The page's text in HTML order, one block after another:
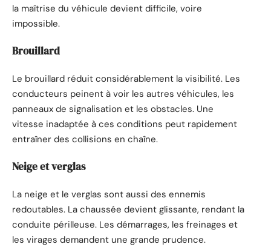
la maîtrise du véhicule devient difficile, voire
impossible.
Brouillard
Le brouillard réduit considérablement la visibilité. Les
conducteurs peinent à voir les autres véhicules, les
panneaux de signalisation et les obstacles. Une
vitesse inadaptée à ces conditions peut rapidement
entraîner des collisions en chaîne.
Neige et verglas
La neige et le verglas sont aussi des ennemis
redoutables. La chaussée devient glissante, rendant la
conduite périlleuse. Les démarrages, les freinages et
les virages demandent une grande prudence.